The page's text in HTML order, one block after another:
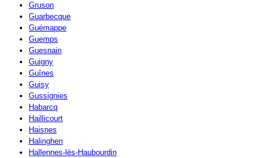
Gruson
Guarbecque
Guémappe
Guemps
Guesnain
Guigny
Guînes
Guisy
Gussignies
Habarcq
Haillicourt
Haisnes
Halinghen
Hallennes-lès-Haubourdin